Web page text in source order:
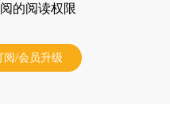
的阅读权限
阅/会员升级